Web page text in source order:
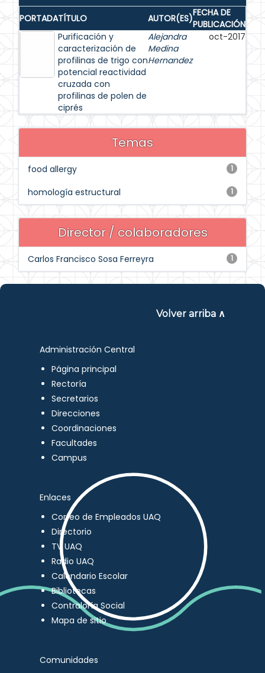
PORTADATÍTULO AUTOR(ES)FECHA DE
PUBLICACIÓN
Purificación y
caracterización de
profilinas de trigo con
potencial reactividad
cruzada con
profilinas de polen de
ciprés
Alejandra
Medina
Hernandez
oct-2017
Temas
1
food allergy
1
homología estructural
Director / colaboradores
1
Carlos Francisco Sosa Ferreyra
Volver arriba ∧
Administración Central
Página principal
Rectoría
Secretarios
Direcciones
Coordinaciones
Facultades
Campus
Enlaces
Correo de Empleados UAQ
Directorio
TV UAQ
Radio UAQ
Calendario Escolar
Bibliotecas
Contraloría Social
Mapa de sitio
Comunidades